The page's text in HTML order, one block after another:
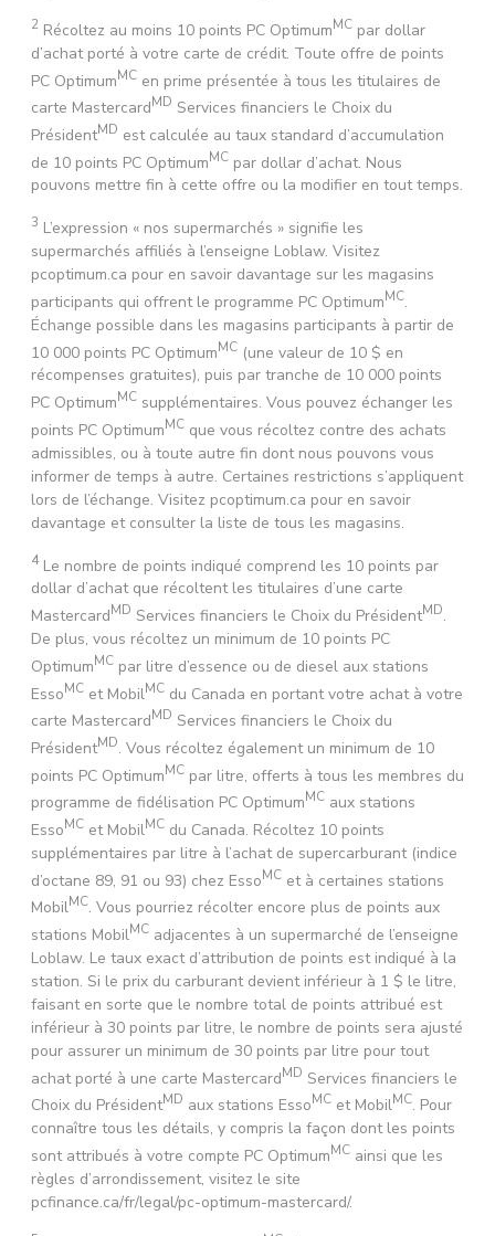
2 Récoltez au moins 10 points PC OptimumMC par dollar
d’achat porté à votre carte de crédit. Toute offre de points
PC OptimumMC en prime présentée à tous les titulaires de
carte MastercardMD Services financiers le Choix du
PrésidentMD est calculée au taux standard d’accumulation
de 10 points PC OptimumMC par dollar d’achat. Nous
pouvons mettre fin à cette offre ou la modifier en tout temps.
3 L’expression « nos supermarchés » signifie les
supermarchés affiliés à l’enseigne Loblaw. Visitez
pcoptimum.ca pour en savoir davantage sur les magasins
participants qui offrent le programme PC OptimumMC.
Échange possible dans les magasins participants à partir de
10 000 points PC OptimumMC (une valeur de 10 $ en
récompenses gratuites), puis par tranche de 10 000 points
PC OptimumMC supplémentaires. Vous pouvez échanger les
points PC OptimumMC que vous récoltez contre des achats
admissibles, ou à toute autre fin dont nous pouvons vous
informer de temps à autre. Certaines restrictions s’appliquent
lors de l’échange. Visitez pcoptimum.ca pour en savoir
davantage et consulter la liste de tous les magasins.
4 Le nombre de points indiqué comprend les 10 points par
dollar d’achat que récoltent les titulaires d’une carte
MastercardMD Services financiers le Choix du PrésidentMD.
De plus, vous récoltez un minimum de 10 points PC
OptimumMC par litre d’essence ou de diesel aux stations
EssoMC et MobilMC du Canada en portant votre achat à votre
carte MastercardMD Services financiers le Choix du
PrésidentMD. Vous récoltez également un minimum de 10
points PC OptimumMC par litre, offerts à tous les membres du
programme de fidélisation PC OptimumMC aux stations
EssoMC et MobilMC du Canada. Récoltez 10 points
supplémentaires par litre à l’achat de supercarburant (indice
d’octane 89, 91 ou 93) chez EssoMC et à certaines stations
MobilMC. Vous pourriez récolter encore plus de points aux
stations MobilMC adjacentes à un supermarché de l’enseigne
Loblaw. Le taux exact d’attribution de points est indiqué à la
station. Si le prix du carburant devient inférieur à 1 $ le litre,
faisant en sorte que le nombre total de points attribué est
inférieur à 30 points par litre, le nombre de points sera ajusté
pour assurer un minimum de 30 points par litre pour tout
achat porté à une carte MastercardMD Services financiers le
Choix du PrésidentMD aux stations EssoMC et MobilMC. Pour
connaître tous les détails, y compris la façon dont les points
sont attribués à votre compte PC OptimumMC ainsi que les
règles d’arrondissement, visitez le site
pcfinance.ca/fr/legal/pc-optimum-mastercard/.